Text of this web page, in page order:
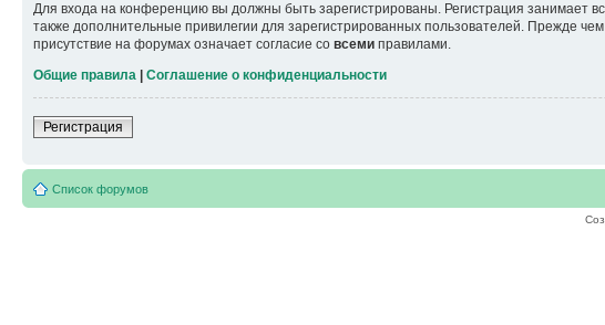
Для входа на конференцию вы должны быть зарегистрированы. Регистрация занимает
также дополнительные привилегии для зарегистрированных пользователей. Прежде
присутствие на форумах означает согласие со всеми правилами.
Общие правила
Соглашение о конфиденциальности
Регистрация
Список форумов